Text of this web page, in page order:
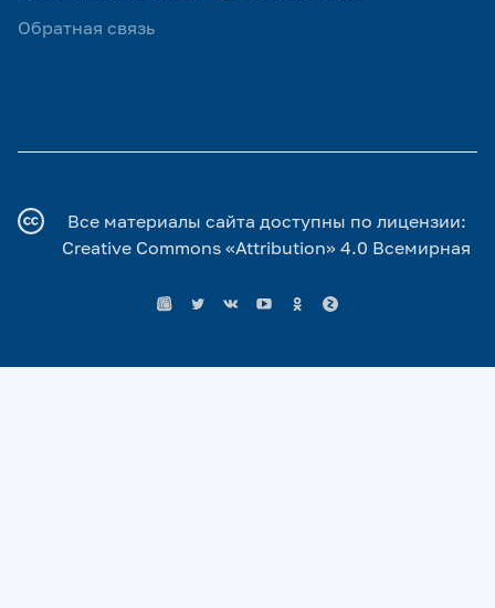
Обратная связь
Все материалы сайта доступны по лицензии:
Creative Commons «Attribution» 4.0 Всемирная